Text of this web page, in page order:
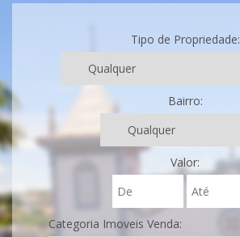
Tipo de Propriedade:
Bairro:
Valor:
Categoria Imoveis Venda: